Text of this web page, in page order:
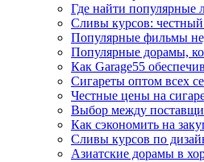
Где найти популярные
Сливы курсов: честный
Популярные фильмы
Популярные дорамы,
Как Garage55
Сигареты оптом всех
Честные цены на
Выбор между
Как сэкономить на
Сливы курсов по
Азиатские дорамы в